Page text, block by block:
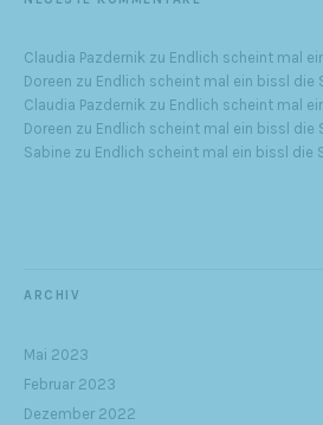
Claudia Pazdernik zu Endlich scheint mal
Doreen zu Endlich scheint mal ein bissl die
Claudia Pazdernik zu Endlich scheint mal
Doreen zu Endlich scheint mal ein bissl die
Sabine zu Endlich scheint mal ein bissl die
ARCHIV
Mai 2023
Februar 2023
Dezember 2022